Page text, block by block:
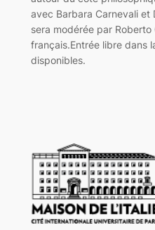
avec Barbara Carnevali et
sera modérée par Roberto
français.Entrée libre dans
disponibles.